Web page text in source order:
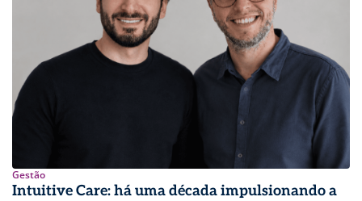
Gestão
Intuitive Care: há uma década impulsionando a